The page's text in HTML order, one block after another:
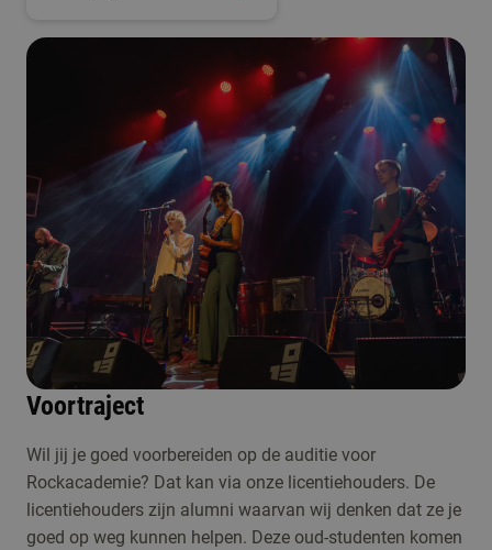
Voortraject
Wil jij je goed voorbereiden op de auditie voor
Rockacademie? Dat kan via onze licentiehouders. De
licentiehouders zijn alumni waarvan wij denken dat ze je
goed op weg kunnen helpen. Deze oud-studenten komen